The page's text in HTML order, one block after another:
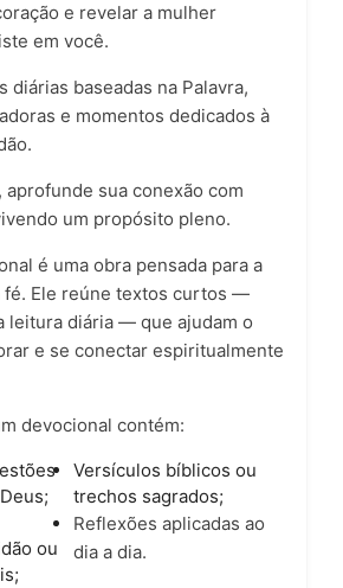
e revelar a mulher
em você.
diárias baseadas na Palavra,
e momentos dedicados à
sua conexão com
um propósito pleno.
é uma obra pensada para a
fé. Ele reúne textos curtos —
leitura diária — que ajudam o
e se conectar espiritualmente
devocional contém:
Versículos bíblicos ou
trechos sagrados;
ou
Reflexões aplicadas ao
dia a dia.